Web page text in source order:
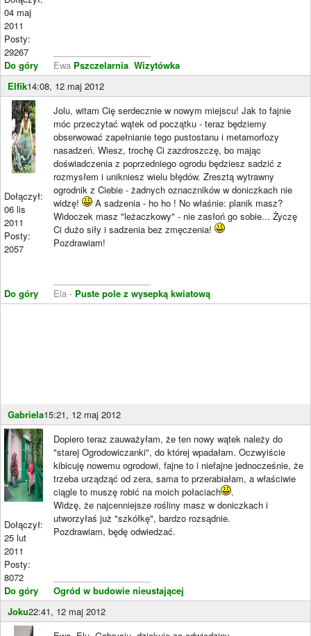
04 maj
2011
Posty:
29267
Do góry
Ewa Pszczelarnia. Wizytówka
Elfik14:08, 12 maj 2012
Dołączył:
06 lis
2011
Posty:
2057
Do góry
Jolu, witam Cię serdecznie w nowym miejscu! Jak to fajnie
móc przeczytać wątek od początku - teraz będziemy
obserwować zapełnianie tego pustostanu i metamorfozy
nasadzeń. Wiesz, trochę Ci zazdroszczę, bo mając
doświadczenia z poprzedniego ogrodu będziesz sadzić z
rozmysłem i unikniesz wielu błędów. Zresztą wytrawny
ogrodnik z Ciebie - żadnych oznaczników w doniczkach nie
widzę!
A sadzenia - ho ho ! No właśnie: planik masz?
Widoczek masz "leżaczkowy" - nie zasłoń go sobie... Życzę
Ci dużo siły i sadzenia bez zmęczenia!
Pozdrawiam!
Ela - Puste pole z wysepką kwiatową
Gabriela15:21, 12 maj 2012
Dołączył:
25 lut
2011
Posty:
8072
Do góry
Dopiero teraz zauważyłam, że ten nowy wątek należy do
"starej Ogrodowiczanki", do której wpadałam. Oczwyiście
kibicuję nowemu ogrodowi, fajne to i niefajne jednocześnie, że
trzeba urządząć od zera, sama to przerabiałam, a właściwie
ciągle to muszę robić na moich połaciach
.
Widzę, że najcenniejsze rośliny masz w doniczkach i
utworzyłaś już "szkółkę", bardzo rozsądnie.
Pozdrawiam, będę odwiedzać.
Ogród w budowie nieustającej
Joku22:41, 12 maj 2012